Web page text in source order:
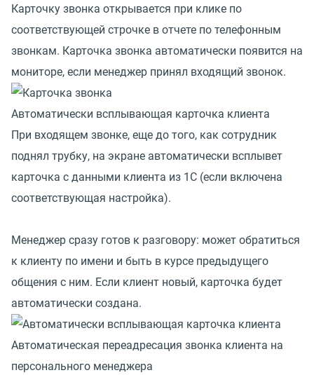
Карточку звонка открывается при клике по
соответствующей строчке в отчете по телефонным
звонкам. Карточка звонка автоматически появится на
мониторе, если менеджер принял входящий звонок.
Автоматически всплывающая карточка клиента
При входящем звонке, еще до того, как сотрудник
поднял трубку, на экране автоматически всплывет
карточка с данными клиента из 1С (если включена
соответствующая настройка).
Менеджер сразу готов к разговору: может обратиться
к клиенту по имени и быть в курсе предыдущего
общения с ним. Если клиент новый, карточка будет
автоматически создана.
Автоматическая переадресация звонка клиента на
персонального менеджера